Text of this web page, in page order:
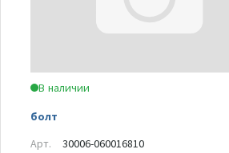
В наличии
болт
Арт.
30006-060016810